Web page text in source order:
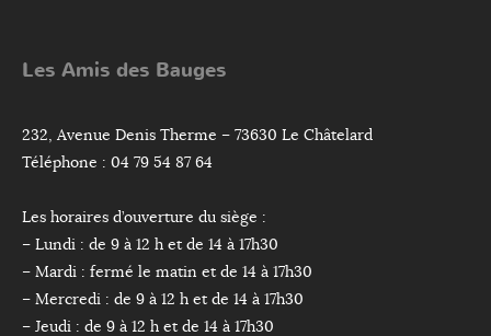
Les Amis des Bauges
232, Avenue Denis Therme – 73630 Le Châtelard
Téléphone : 04 79 54 87 64
Les horaires d’ouverture du siège :
– Lundi : de 9 à 12 h et de 14 à 17h30
– Mardi : fermé le matin et de 14 à 17h30
– Mercredi : de 9 à 12 h et de 14 à 17h30
– Jeudi : de 9 à 12 h et de 14 à 17h30